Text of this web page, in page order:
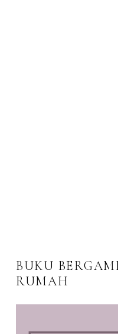
BUKU
RUMAH